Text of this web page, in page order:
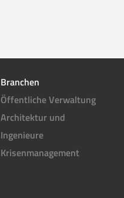
Branchen
Öffentliche Verwaltung
Architektur und
Ingenieure
Krisenmanagement